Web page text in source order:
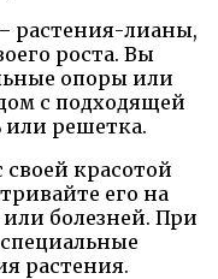
растения-лианы,
роста. Вы
опоры или
с подходящей
или решетка.
своей красотой
его на
болезней. При
растения.